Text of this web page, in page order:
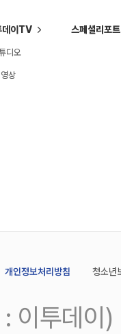
데이TV
디오
상
스페셜리포트
개인정보처리방침 청소년
: 이투데